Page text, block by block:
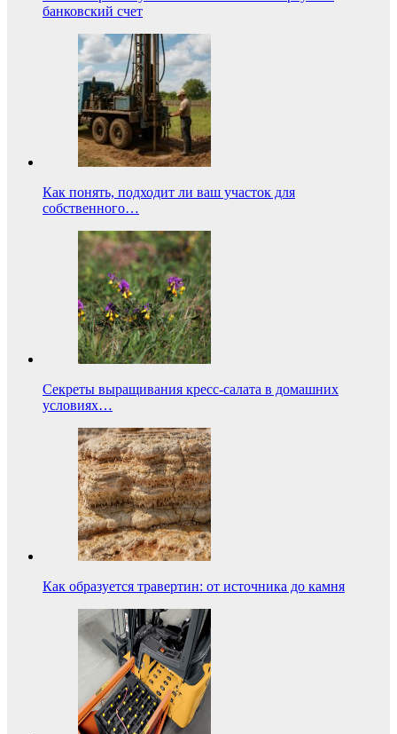
банковский счет
Как понять, подходит ли ваш участок для
собственного…
Секреты выращивания кресс-салата в домашних
условиях…
Как образуется травертин: от источника до камня